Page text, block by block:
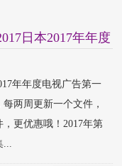
日本2017年年度
年年度电视广告第一
两周更新一个文件，
更优惠哦！2017年第
...